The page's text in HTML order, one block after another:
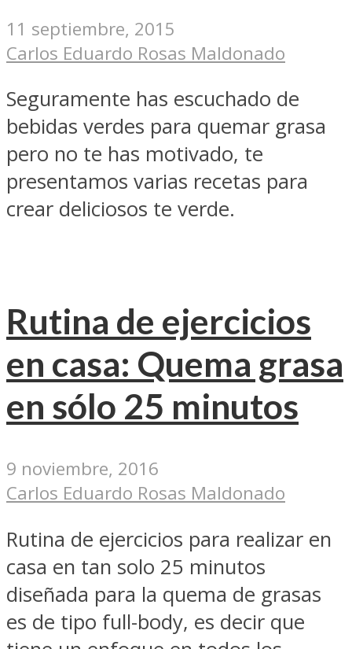
11 septiembre, 2015
Carlos Eduardo Rosas Maldonado
Seguramente has escuchado de
bebidas verdes para quemar grasa
pero no te has motivado, te
presentamos varias recetas para
crear deliciosos te verde.
Rutina de ejercicios
en casa: Quema grasa
en sólo 25 minutos
9 noviembre, 2016
Carlos Eduardo Rosas Maldonado
Rutina de ejercicios para realizar en
casa en tan solo 25 minutos
diseñada para la quema de grasas
es de tipo full-body, es decir que